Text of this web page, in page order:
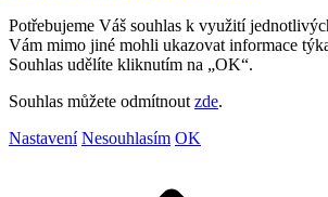
Potřebujeme Váš souhlas k využití
Vám mimo jiné mohli ukazovat informace
Souhlas udělíte kliknutím na „OK“.
Souhlas můžete odmítnout zde.
Nastavení Nesouhlasím OK